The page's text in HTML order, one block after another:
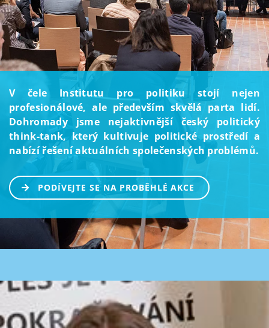
V čele Institutu pro politiku stojí nejen
profesionálové, ale především skvělá parta lidí.
Dohromady jsme nejaktivnější český politický
think-tank, který kultivuje politické prostředí a
nabízí řešení aktuálních společenských problémů.
PODÍVEJTE SE NA PROBĚHLÉ AKCE